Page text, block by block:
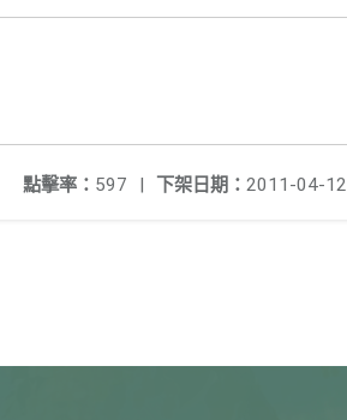
下架日期： 2011-04-12
點擊率： 597 |